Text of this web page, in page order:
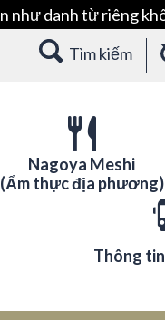
như danh từ riêng
Tìm kiếm
Nagoya Meshi
(Ẩm thực địa phương)
Thông